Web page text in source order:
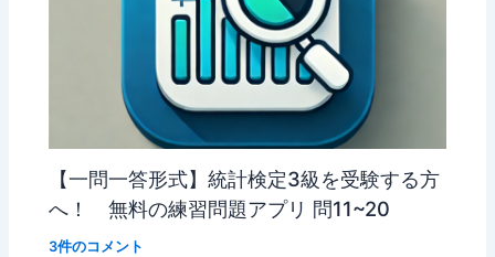
【一問一答形式】統計検定3級を受験する方
へ！ 無料の練習問題アプリ 問11~20
3件のコメント